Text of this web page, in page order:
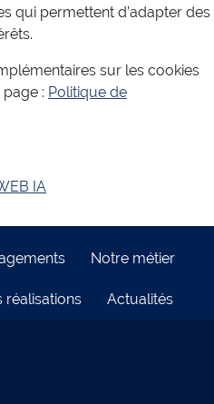
qui permettent d’adapter des
sur les cookies
: Politique de
IA
Notre métier
réalisations Actualités